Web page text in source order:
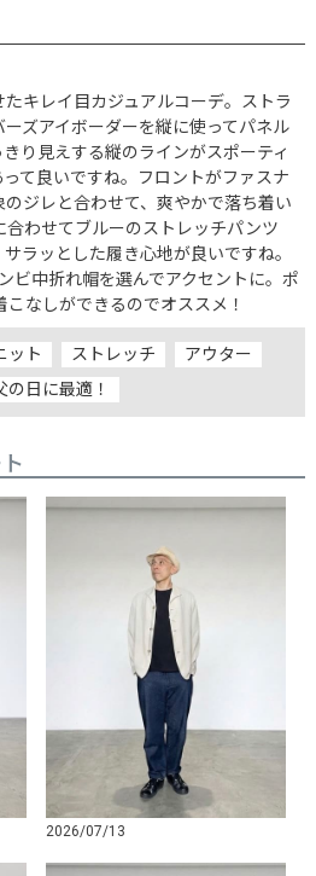
キレイ目カジュアルコーデ。ストラ
ズアイボーダーを縦に使ってパネル
り見えする縦のラインがスポーティ
て良いですね。フロントがファスナ
ジレと合わせて、爽やかで落ち着い
わせてブルーのストレッチパンツ
ラッとした履き心地が良いですね。
ビ中折れ帽を選んでアクセントに。ポ
なしができるのでオススメ！
ット ストレッチ
アウター
の日に最適！
2026/07/13